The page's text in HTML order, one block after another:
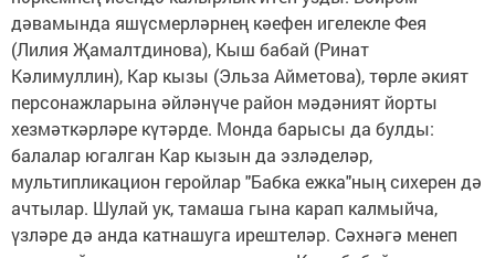
дәвамында яшүсмерләрнең кәефен игелекле Фея
(Лилия Җамалтдинова), Кыш бабай (Ринат
Кәлимуллин), Кар кызы (Эльза Айметова), төрле әкият
персонажларына әйләнүче район мәдәният йорты
хезмәткәрләре күтәрде. Монда барысы да булды:
балалар югалган Кар кызын да эзләделәр,
мультипликацион геройлар "Бабка ежка"ның сихерен дә
ачтылар. Шулай ук, тамаша гына карап калмыйча,
үзләре дә анда катнашуга ирештеләр. Сәхнәгә менеп